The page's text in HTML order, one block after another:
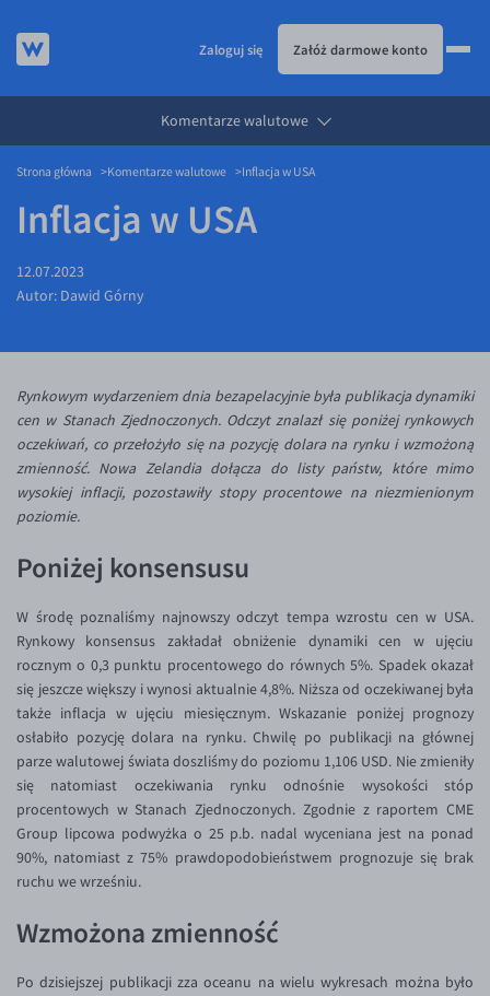
KURSY WALUT
Kursy walut
EUR/PLN
CHF/PLN
DKK/PLN
NOK/PLN
SEK/PLN
Inne pary walutowe
BGN/PLN
CAD/PLN
CNY/PLN
HKD/PLN
HUF/PLN
ILS/PLN
JPY/PLN
NZD/PLN
RON/PLN
TRY/PLN
ZAR/PLN
KARTA WIELOWALUTOWA
Karta wielowalutowa
PRZELEWY ZAGRANICZNE
DLA FIRM
Partnerstwa
Walutomat Business
Program Afiliacyjny
Prowizje i rabaty
Metody płatności
Banki i przelewy
Aplikacja mobilna
Pomoc
Pomoc
FAQ
Konto i opłaty
Wymiana walut
Banki i przelewy
Przelewy zagraniczne
Słowniczek
Blog
Aktualności
Komentarze walutowe
Poradnik
Kontakt
Dla mediów
Zaloguj się Załóż darmowe konto
Komentarze walutowe
Strona główna Komentarze walutowe Inflacja w USA
Inflacja w USA
12.07.2023
Autor: Dawid Górny
Rynkowym wydarzeniem dnia bezapelacyjnie była publikacja dynamiki
cen w Stanach Zjednoczonych. Odczyt znalazł się poniżej rynkowych
oczekiwań, co przełożyło się na pozycję dolara na rynku i wzmożoną
zmienność. Nowa Zelandia dołącza do listy państw, które mimo
wysokiej inflacji, pozostawiły stopy procentowe na niezmienionym
poziomie.
Poniżej konsensusu
W środę poznaliśmy najnowszy odczyt tempa wzrostu cen w USA.
Rynkowy konsensus zakładał obniżenie dynamiki cen w ujęciu
rocznym o 0,3 punktu procentowego do równych 5%. Spadek okazał
się jeszcze większy i wynosi aktualnie 4,8%. Niższa od oczekiwanej była
także inflacja w ujęciu miesięcznym. Wskazanie poniżej prognozy
osłabiło pozycję dolara na rynku. Chwilę po publikacji na głównej
parze walutowej świata doszliśmy do poziomu 1,106 USD. Nie zmieniły
się natomiast oczekiwania rynku odnośnie wysokości stóp
procentowych w Stanach Zjednoczonych. Zgodnie z raportem CME
Group lipcowa podwyżka o 25 p.b. nadal wyceniana jest na ponad
90%, natomiast z 75% prawdopodobieństwem prognozuje się brak
ruchu we wrześniu.
Wzmożona zmienność
Po dzisiejszej publikacji zza oceanu na wielu wykresach można było